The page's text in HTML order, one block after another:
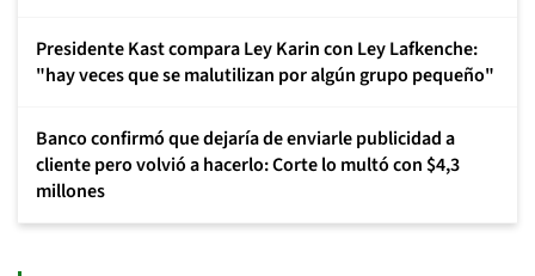
Presidente Kast compara Ley Karin con Ley Lafkenche:
"hay veces que se malutilizan por algún grupo pequeño"
Banco confirmó que dejaría de enviarle publicidad a
cliente pero volvió a hacerlo: Corte lo multó con $4,3
millones